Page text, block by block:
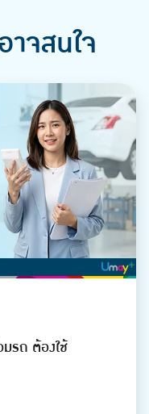
จสนใจ
รถ ต้องใช้